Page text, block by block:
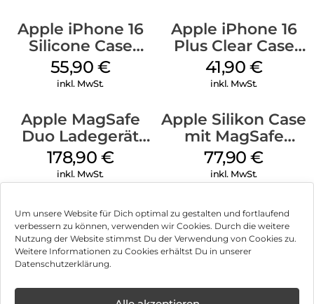
Um unsere Website für Dich optimal zu gestalten und fortlaufend
verbessern zu können, verwenden wir Cookies. Durch die weitere
Nutzung der Website stimmst Du der Verwendung von Cookies zu.
Weitere Informationen zu Cookies erhältst Du in unserer
Datenschutzerklärung.
Apple iPhone 16
Silicone Case
MagSafe
Ultramarine
55,90 €
inkl. MwSt.
Apple iPhone 16
Plus Clear Case
MagSafe
Transparent
41,90 €
inkl. MwSt.
Apple MagSafe
Duo Ladegerät
Weiß
178,90 €
inkl. MwSt.
Apple Silikon Case
mit MagSafe
iPhone 14 Pro
(PRODUCT)RED
77,90€
inkl. MwSt.
Impressum